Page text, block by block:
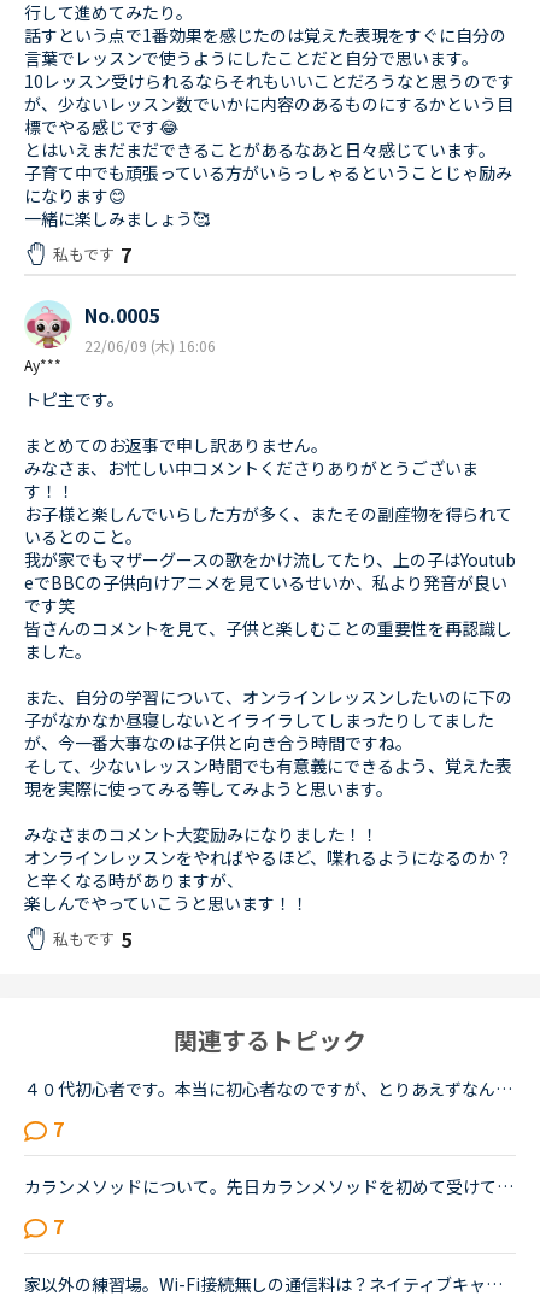
行して進めてみたり。
話すという点で1番効果を感じたのは覚えた表現をすぐに自分の
言葉でレッスンで使うようにしたことだと自分で思います。
10レッスン受けられるならそれもいいことだろうなと思うのです
が、少ないレッスン数でいかに内容のあるものにするかという目
標でやる感じです😂
とはいえまだまだできることがあるなあと日々感じています。
子育て中でも頑張っている方がいらっしゃるということじゃ励み
になります😊
一緒に楽しみましょう🥰
私もです 7
Ay***
No.0005
22/06/09 (木) 16:06
トピ主です。
まとめてのお返事で申し訳ありません。
みなさま、お忙しい中コメントくださりありがとうございま
す！！
お子様と楽しんでいらした方が多く、またその副産物を得られて
いるとのこと。
我が家でもマザーグースの歌をかけ流してたり、上の子はYoutub
eでBBCの子供向けアニメを見ているせいか、私より発音が良い
です笑
皆さんのコメントを見て、子供と楽しむことの重要性を再認識し
ました。
また、自分の学習について、オンラインレッスンしたいのに下の
子がなかなか昼寝しないとイライラしてしまったりしてました
が、今一番大事なのは子供と向き合う時間ですね。
そして、少ないレッスン時間でも有意義にできるよう、覚えた表
現を実際に使ってみる等してみようと思います。
みなさまのコメント大変励みになりました！！
オンラインレッスンをやればやるほど、喋れるようになるのか？
と辛くなる時がありますが、
楽しんでやっていこうと思います！！
私もです 5
関連するトピック
４０代初心者です。本当に初心者なのですが、とりあえずなんとか緊張しながらもレッンしています。初心者はやはり一つのカテゴリに絞ってレッスンしていくべきでしょうか？文法の導入部分は既に終了し、現在はsid...
7
カランメソッドについて。先日カランメソッドを初めて受けてみました。ネイティブキャンプを始めたばかり、かなりの初心者なのでステージは1です。結果、自分の脳で答えることはほとんど出来ず、ただただよくわか...
7
家以外の練習場。Wi-Fi接続無しの通信料は？ネイティブキャンプ始めて1週間くらい、英語も初心者です。最近、家のWi-Fiの接続が悪くなってしまった為、なかなかネイティブキャンプをやるのが億劫になってしまいま...